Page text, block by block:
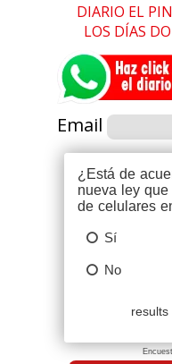
DIARIO EL
LOS DÍAS
Email